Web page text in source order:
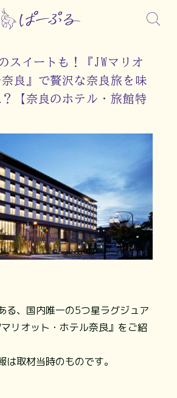
スイートも！『JWマリオ
良』で贅沢な奈良旅を味
【奈良のホテル・旅館特
る、国内唯一の5つ星ラグジュア
リオット・ホテル奈良』をご紹
取材当時のものです。